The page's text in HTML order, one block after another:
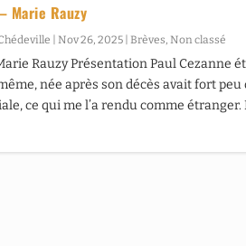
Marie Rauzy
|Nov 26, 2025 |Brèves,Non classé
Rauzy Présentation Paul Cezanne
née après son décès avait fort
ce qui me l’a rendu comme étranger.